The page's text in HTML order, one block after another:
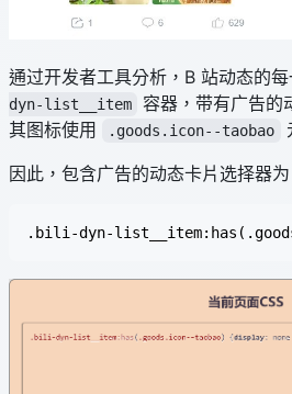
通过开发者工具分析，B 站动态的
dyn-list__item
容器，带有广告的
其图标使用
.goods.icon--taobao
因此，包含广告的动态卡片选择器为